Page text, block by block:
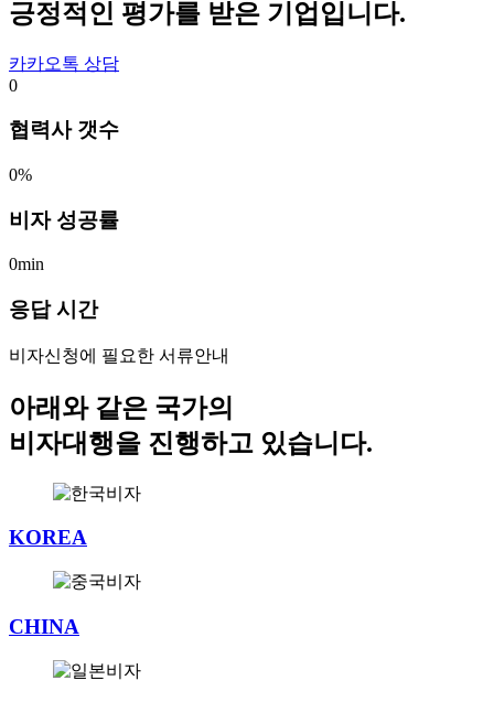
긍정적인 평가를 받은 기업입니다.
카카오톡 상담
0
협력사 갯수
0%
비자 성공률
0min
응답 시간
비자신청에 필요한 서류안내
아래와 같은 국가의
비자대행을 진행하고 있습니다.
KOREA
CHINA